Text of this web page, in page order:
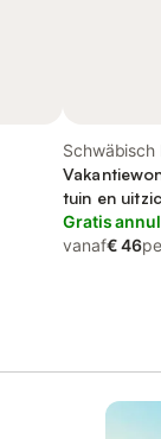
Schwäbisch
tuin en
Gratis
vanaf€ 46